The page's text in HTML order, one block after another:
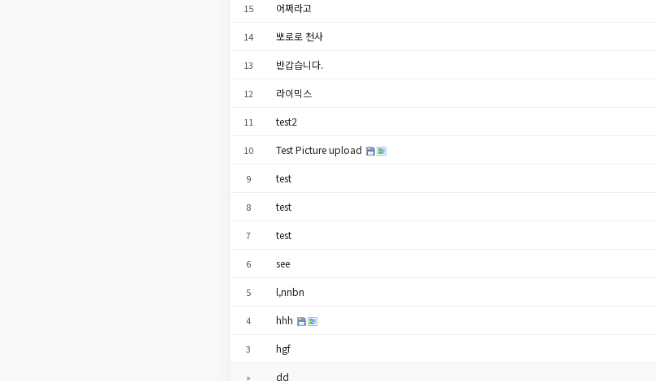
15 어쩌라고
14 뽀로로 천사
13 반갑습니다.
12 라이믹스
11 test2
10 Test Picture upload
9 test
8 test
7 test
6 see
5 l,nnbn
4 hhh
3 hgf
» dd